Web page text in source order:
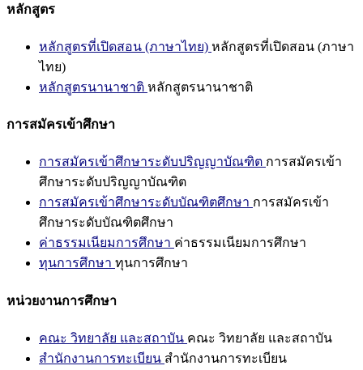
หลักสูตร
หลักสูตรที่เปิดสอน (ภาษาไทย) หลักสูตรที่เปิดสอน (ภาษา
ไทย)
หลักสูตรนานาชาติ หลักสูตรนานาชาติ
การสมัครเข้าศึกษา
การสมัครเข้าศึกษาระดับปริญญาบัณฑิต การสมัครเข้า
ศึกษาระดับปริญญาบัณฑิต
การสมัครเข้าศึกษาระดับบัณฑิตศึกษา การสมัครเข้า
ศึกษาระดับบัณฑิตศึกษา
ค่าธรรมเนียมการศึกษา ค่าธรรมเนียมการศึกษา
ทุนการศึกษา ทุนการศึกษา
หน่วยงานการศึกษา
คณะ วิทยาลัย และสถาบัน คณะ วิทยาลัย และสถาบัน
สำนักงานการทะเบียน สำนักงานการทะเบียน